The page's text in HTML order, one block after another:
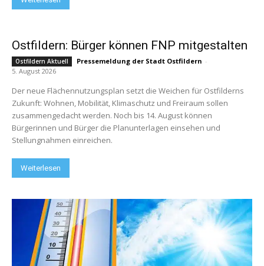
Ostfildern: Bürger können FNP mitgestalten
Ostfildern Aktuell Pressemeldung der Stadt Ostfildern -
5. August 2026
Der neue Flächennutzungsplan setzt die Weichen für Ostfilderns
Zukunft: Wohnen, Mobilität, Klimaschutz und Freiraum sollen
zusammengedacht werden. Noch bis 14. August können
Bürgerinnen und Bürger die Planunterlagen einsehen und
Stellungnahmen einreichen.
Weiterlesen